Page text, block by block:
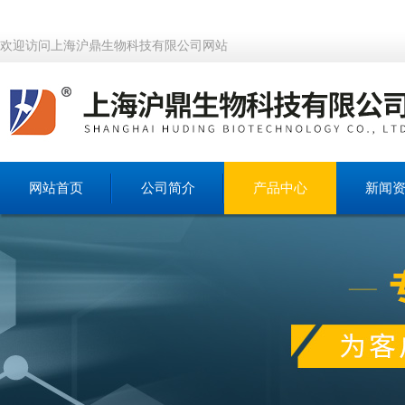
欢迎访问上海沪鼎生物科技有限公司网站
网站首页 公司简介 产品中心 新闻